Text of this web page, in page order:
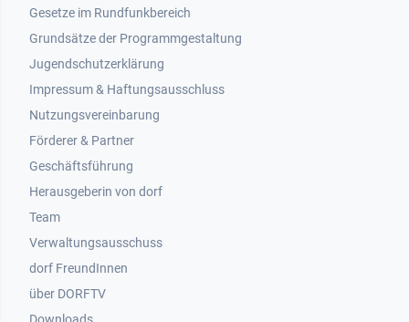
Gesetze im Rundfunkbereich
Grundsätze der Programmgestaltung
Jugendschutzerklärung
Impressum & Haftungsausschluss
Nutzungsvereinbarung
Footer 2
Förderer & Partner
Geschäftsführung
Herausgeberin von dorf
Team
Verwaltungsausschuss
dorf FreundInnen
Footer 3
über DORFTV